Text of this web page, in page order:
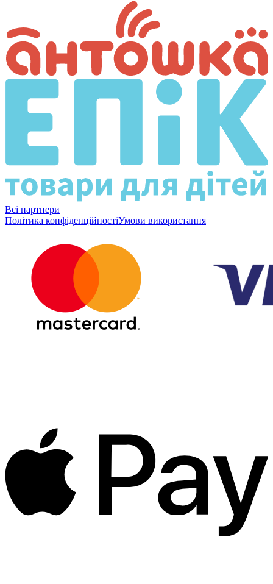
Всі партнери
Політика конфіденційностіУмови використання